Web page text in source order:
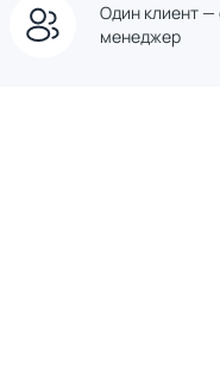
Один клиент —
менеджер